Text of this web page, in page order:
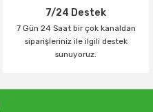
7/24 Destek
7 Gün 24 Saat bir çok kanaldan
siparişleriniz ile ilgili destek
sunuyoruz.